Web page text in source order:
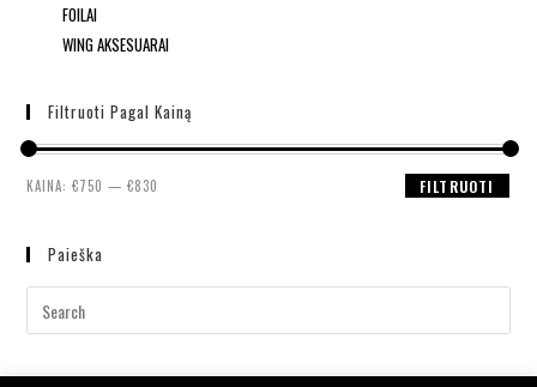
FOILAI
WING AKSESUARAI
Filtruoti Pagal Kainą
FILTRUOTI
KAINA:€750 —€830
Paieška